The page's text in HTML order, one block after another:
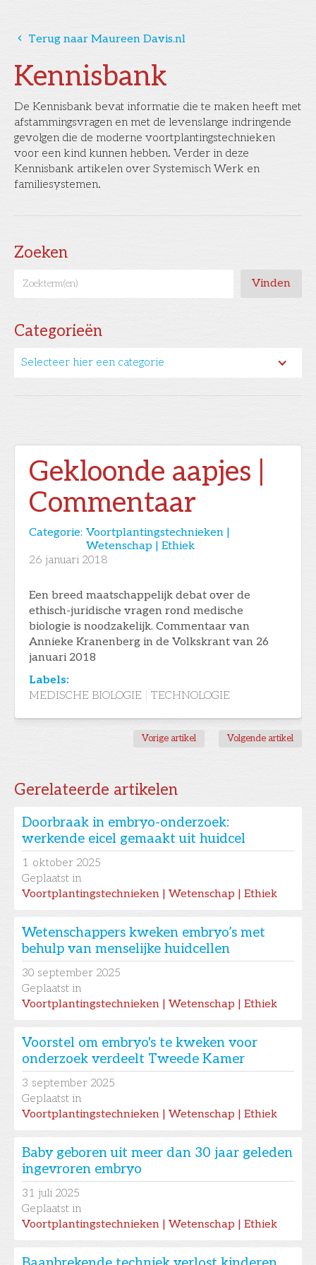
Kennisbank
De Kennisbank bevat informatie die te maken heeft met
afstammingsvragen en met de levenslange indringende
gevolgen die de moderne voortplantingstechnieken
voor een kind kunnen hebben. Verder in deze
Kennisbank artikelen over Systemisch Werk en
familiesystemen.
Zoeken
Categorieën
Selecteer hier een categorie
󰅁 Terug naar Maureen Davis.nl
Gekloonde aapjes |
Commentaar
Categorie: Voortplantingstechnieken |
Wetenschap | Ethiek
26 januari 2018
Een breed maatschappelijk debat over de
ethisch-juridische vragen rond medische
biologie is noodzakelijk. Commentaar van
Annieke Kranenberg in de Volkskrant van 26
januari 2018
Labels:
MEDISCHE BIOLOGIE
TECHNOLOGIE
Vorige artikel Volgende artikel
Gerelateerde artikelen
Doorbraak in embryo-onderzoek:
werkende eicel gemaakt uit huidcel
1 oktober 2025
Geplaatst in
Voortplantingstechnieken | Wetenschap | Ethiek
Wetenschappers kweken embryo’s met
behulp van menselijke huidcellen
30 september 2025
Geplaatst in
Voortplantingstechnieken | Wetenschap | Ethiek
Voorstel om embryo's te kweken voor
onderzoek verdeelt Tweede Kamer
3 september 2025
Geplaatst in
Voortplantingstechnieken | Wetenschap | Ethiek
Baby geboren uit meer dan 30 jaar geleden
ingevroren embryo
31 juli 2025
Geplaatst in
Voortplantingstechnieken | Wetenschap | Ethiek